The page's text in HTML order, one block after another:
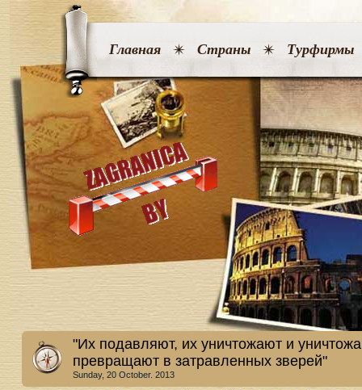
Главная Страны Турфирмы
"Их подавляют, их уничтожают и
превращают в затравленных зверей"
Sunday, 20 October. 2013